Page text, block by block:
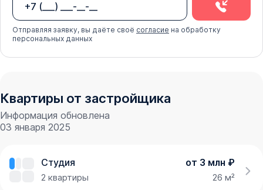
Отправляя заявку, вы даёте своё согласие на обработку
персональных данных
Квартиры от застройщика
Информация обновлена
03 января 2025
Студия от 3 млн ₽
2 квартиры 26 м²